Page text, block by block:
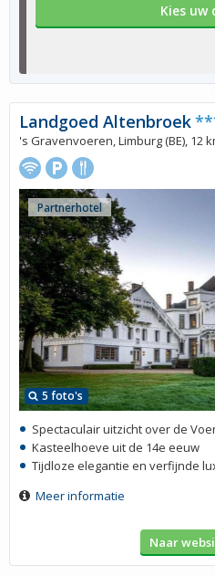
Kies uw
5 foto's
Partnerhotel
Landgoed Altenbroek
's Gravenvoeren, Limburg (BE), 12
Spectaculair uitzicht over de
Kasteelhoeve uit de 14e eeuw
Tijdloze elegantie en verfijnde
Meer informatie
Naar